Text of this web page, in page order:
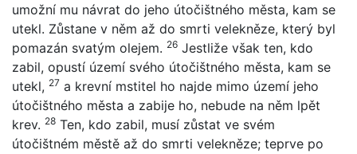
umožní mu návrat do jeho útočištného města, kam se
utekl. Zůstane v něm až do smrti velekněze, který byl
pomazán svatým olejem. 26 Jestliže však ten, kdo
zabil, opustí území svého útočištného města, kam se
utekl, 27 a krevní mstitel ho najde mimo území jeho
útočištného města a zabije ho, nebude na něm lpět
krev. 28 Ten, kdo zabil, musí zůstat ve svém
útočištném městě až do smrti velekněze; teprve po